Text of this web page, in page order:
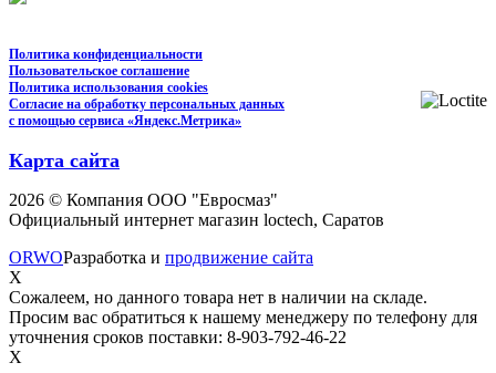
Политика конфиденциальности
Пользовательское соглашение
Политика использования cookies
Согласие на обработку персональных данных
с помощью сервиса «Яндекс.Метрика»
Карта сайта
2026 © Компания ООО "Евросмаз"
Официальный интернет магазин loctech, Саратов
ORWOРазработка и продвижение сайта
X
Сожалеем, но данного товара нет в наличии на складе.
Просим вас обратиться к нашему менеджеру по телефону для
уточнения сроков поставки: 8-903-792-46-22
X